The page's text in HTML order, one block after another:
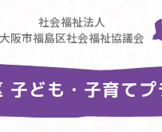
社会福祉法人
大阪市福島区社会福祉協議会
子ども・子育てプ